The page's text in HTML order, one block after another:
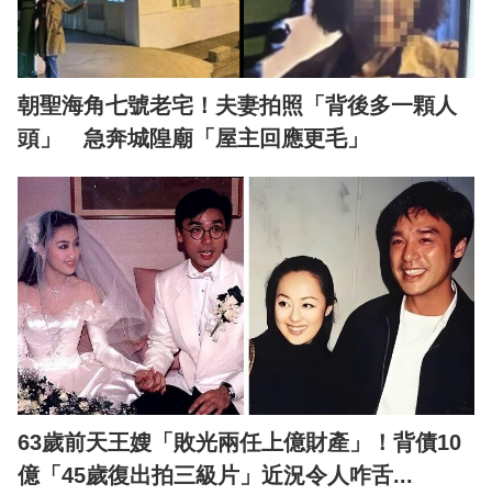
朝聖海角七號老宅！夫妻拍照「背後多一顆人
頭」 急奔城隍廟「屋主回應更毛」
63歲前天王嫂「敗光兩任上億財產」！背債10
億「45歲復出拍三級片」近況令人咋舌...